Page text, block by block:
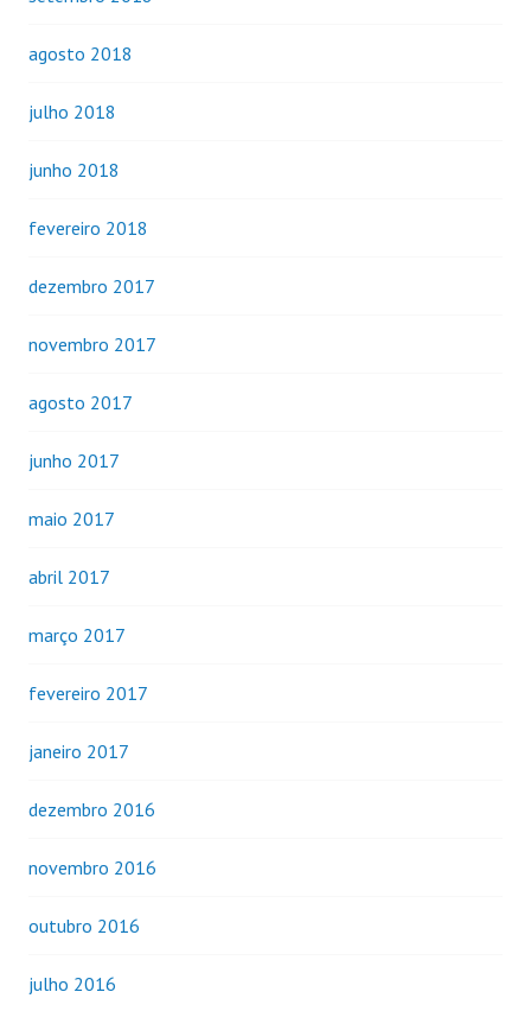
agosto 2018
julho 2018
junho 2018
fevereiro 2018
dezembro 2017
novembro 2017
agosto 2017
junho 2017
maio 2017
abril 2017
março 2017
fevereiro 2017
janeiro 2017
dezembro 2016
novembro 2016
outubro 2016
julho 2016